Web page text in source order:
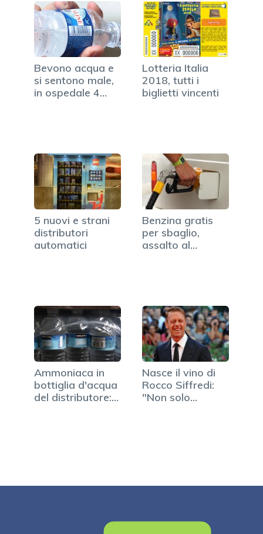
Bevono acqua e
si sentono male,
in ospedale 4
Lotteria Italia
2018, tutti i
biglietti vincenti
5 nuovi e strani
distributori
automatici
Benzina gratis
per sbaglio,
assalto al
Ammoniaca in
bottiglia d'acqua
del distributore:…
Nasce il vino di
Rocco Siffredi:
"Non solo